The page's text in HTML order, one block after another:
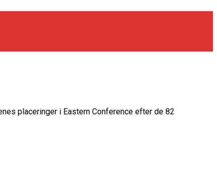
placeringer i Eastern Conference efter de 82